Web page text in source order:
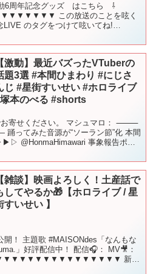
6周年記念グッズ はこちら ⇩
この放送のことを呟く
LIVE のタグをつけて呟いてね!
【激動】最近バズったVTuberの
題3選 #本間ひまわり #にじさ
じ #星街すいせい #ホロライブ
本のべる #shorts
お寄せください。 マシュマロ： ⸻
ってみた音源が“ソーラン節”化 本間
@HonmaHimawari 事象報告ポス
【雑談】映画よろしく！土産話で
してやるか🎁【ホロライブ / 星
すいせい 】
開！ 主題歌 #MAISONdes「なんもな
」好評配信中！ 配信🎧： MV🎥：
新曲